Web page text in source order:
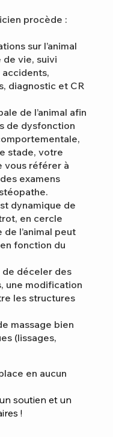
procède :
sur l’animal
de vie, suivi
diagnostic et CR
de l’animal afin
de dysfonction
stade, votre
vous référer à
examens
dynamique de
en cercle
l’animal peut
fonction du
de déceler des
une modification
les structures
massage bien
(lissages,
en aucun
soutien et un
!